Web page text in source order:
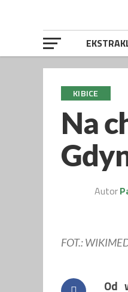
KIBICE
Na
Autor
FOT.:
Od